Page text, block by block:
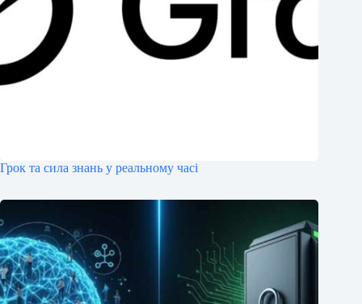
Грок та сила знань у реальному часі